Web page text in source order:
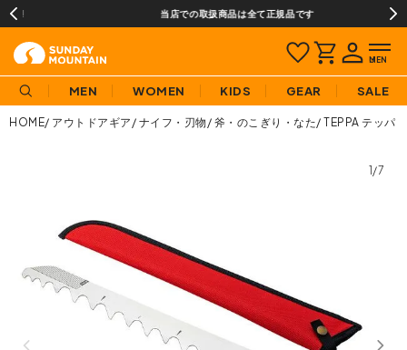
当店での取扱商品は全て正規品です
MEN WOMEN KIDS GEAR SALE
HOME アウトドアギア ナイフ・刃物 斧・のこぎり・なた TEPPA テッパ
1/7